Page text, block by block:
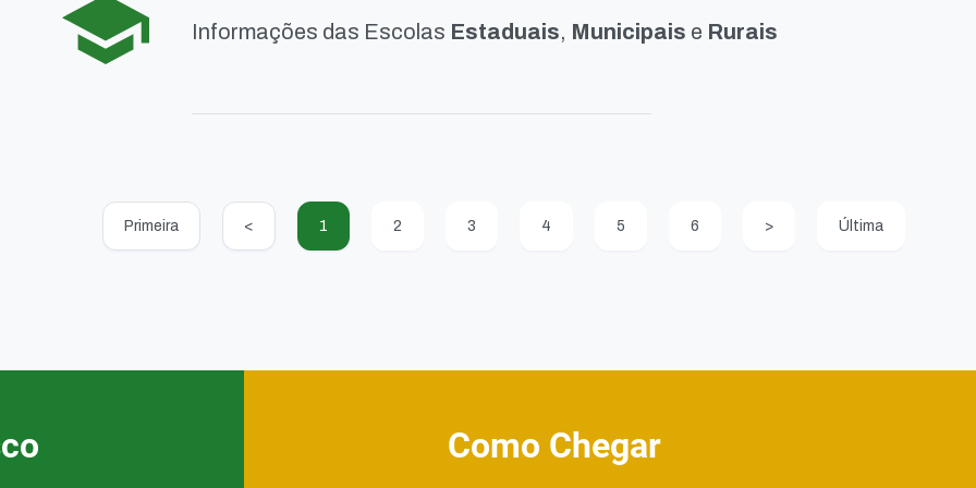
Informações das Escolas Estaduais, Municipais e Rurais
Primeira < 1 2 3 4 5 6 > Última
Como Chegar